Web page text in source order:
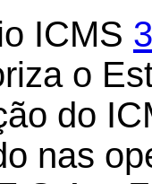
ICMS
o
do
nas